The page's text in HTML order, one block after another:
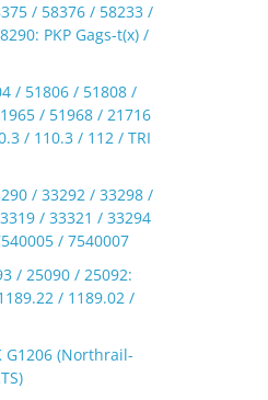
/ 58376 / 58233 /
PKP Gags-t(x) /
/ 51806 / 51808 /
/ 51968 / 21716
/ 110.3 / 112 / TRI
/ 33292 / 33298 /
/ 33321 / 33294
/ 7540007
/ 25090 / 25092:
/ 1189.02 /
G1206 (Northrail-